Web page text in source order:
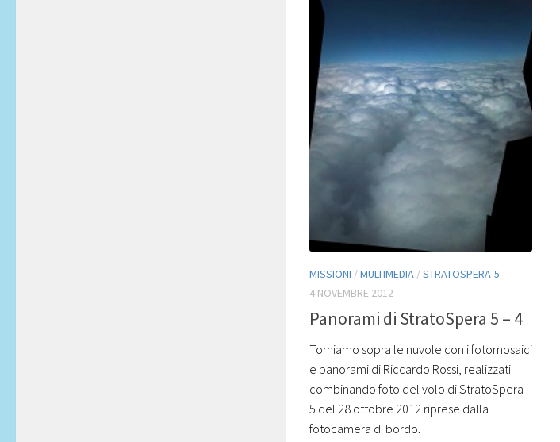
MISSIONI /MULTIMEDIA /STRATOSPERA-5
4 NOVEMBRE 2012
Panorami di StratoSpera 5 – 4
Torniamo sopra le nuvole con i fotomosaici
e panorami di Riccardo Rossi, realizzati
combinando foto del volo di StratoSpera
5 del 28 ottobre 2012 riprese dalla
fotocamera di bordo.